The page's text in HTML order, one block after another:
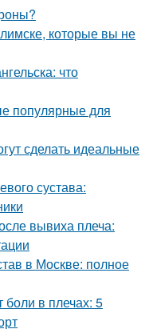
которые вы не
что
популярные для
сделать идеальные
сустава:
вывиха плеча:
в Москве: полное
в плечах: 5